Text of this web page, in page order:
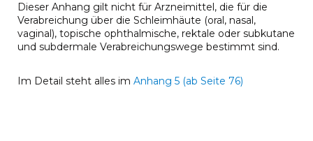
Dieser Anhang gilt nicht für Arzneimittel, die für die
Verabreichung über die Schleimhäute (oral, nasal,
vaginal), topische ophthalmische, rektale oder subkutane
und subdermale Verabreichungswege bestimmt sind.
Im Detail steht alles im Anhang 5 (ab Seite 76)